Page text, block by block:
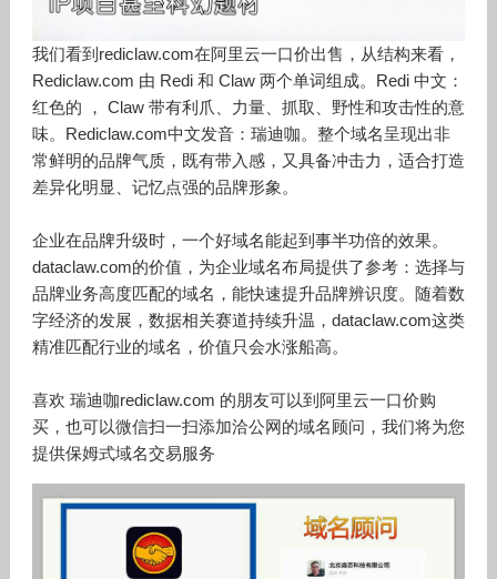
我们看到rediclaw.com在阿里云一口价出售，从结构来看，
Rediclaw.com 由 Redi 和 Claw 两个单词组成。Redi 中文：
红色的 ， Claw 带有利爪、力量、抓取、野性和攻击性的意
味。Rediclaw.com中文发音：瑞迪咖。整个域名呈现出非
常鲜明的品牌气质，既有带入感，又具备冲击力，适合打造
差异化明显、记忆点强的品牌形象。
企业在品牌升级时，一个好域名能起到事半功倍的效果。
dataclaw.com的价值，为企业域名布局提供了参考：选择与
品牌业务高度匹配的域名，能快速提升品牌辨识度。随着数
字经济的发展，数据相关赛道持续升温，dataclaw.com这类
精准匹配行业的域名，价值只会水涨船高。
喜欢 瑞迪咖rediclaw.com 的朋友可以到阿里云一口价购
买，也可以微信扫一扫添加洽公网的域名顾问，我们将为您
提供保姆式域名交易服务